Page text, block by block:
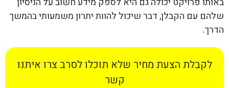
שלהם עם הקבלן, דבר שיכול להוות יתרון משמעותי בהמשך
הדרך.
לקבלת הצעת מחיר שלא תוכלו לסרב צרו איתנו
קשר